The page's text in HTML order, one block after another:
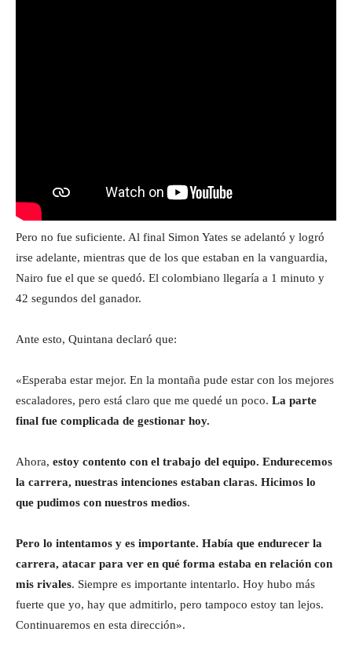
Pero no fue suficiente. Al final Simon Yates se adelantó y logró
irse adelante, mientras que de los que estaban en la vanguardia,
Nairo fue el que se quedó. El colombiano llegaría a 1 minuto y
42 segundos del ganador.
Ante esto, Quintana declaró que:
«Esperaba estar mejor. En la montaña pude estar con los mejores
escaladores, pero está claro que me quedé un poco. La parte
final fue complicada de gestionar hoy.
Ahora, estoy contento con el trabajo del equipo. Endurecemos
la carrera, nuestras intenciones estaban claras. Hicimos lo
que pudimos con nuestros medios.
Pero lo intentamos y es importante. Había que endurecer la
carrera, atacar para ver en qué forma estaba en relación con
mis rivales. Siempre es importante intentarlo. Hoy hubo más
fuerte que yo, hay que admitirlo, pero tampoco estoy tan lejos.
Continuaremos en esta dirección».